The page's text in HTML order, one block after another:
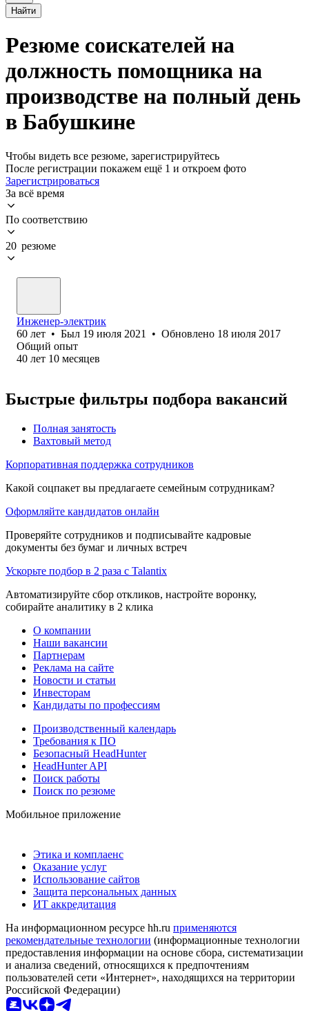
Найти
Резюме соискателей на
должность помощника на
производстве на полный день
в Бабушкине
Чтобы видеть все резюме, зарегистрируйтесь
После регистрации покажем ещё 1 и откроем фото
Зарегистрироваться
За всё время
По соответствию
20 резюме
Инженер-электрик
60 лет • Был 19 июля 2021 • Обновлено 18 июля 2017
Общий опыт
40 лет 10 месяцев
Быстрые фильтры подбора вакансий
Полная занятость
Вахтовый метод
Корпоративная поддержка сотрудников
Какой соцпакет вы предлагаете семейным сотрудникам?
Оформляйте кандидатов онлайн
Проверяйте сотрудников и подписывайте кадровые
документы без бумаг и личных встреч
Ускорьте подбор в 2 раза с Talantix
Автоматизируйте сбор откликов, настройте воронку,
собирайте аналитику в 2 клика
О компании
Наши вакансии
Партнерам
Реклама на сайте
Новости и статьи
Инвесторам
Кандидаты по профессиям
Производственный календарь
Требования к ПО
Безопасный HeadHunter
HeadHunter API
Поиск работы
Поиск по резюме
Мобильное приложение
Этика и комплаенс
Оказание услуг
Использование сайтов
Защита персональных данных
ИТ аккредитация
На информационном ресурсе hh.ru применяются
рекомендательные технологии (информационные технологии
предоставления информации на основе сбора, систематизации
и анализа сведений, относящихся к предпочтениям
пользователей сети «Интернет», находящихся на территории
Российской Федерации)